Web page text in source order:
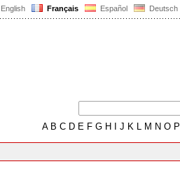
English Français Español Deutsch
AB C D E F G H J K L M N O P